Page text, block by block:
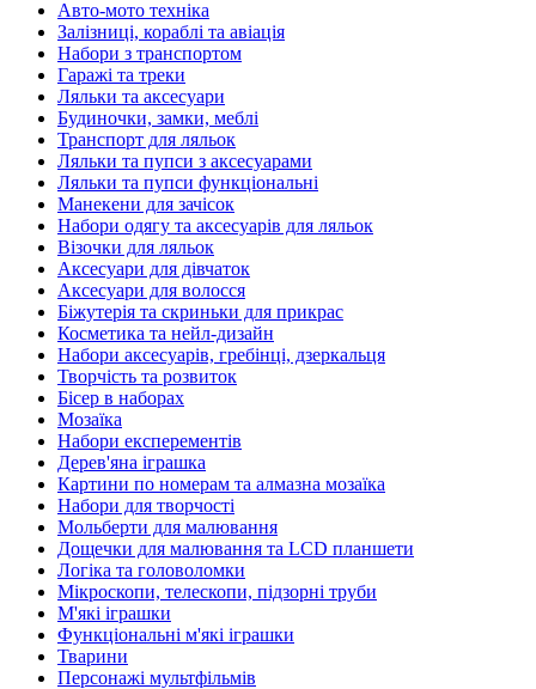
Авто-мото техніка
Залізниці, кораблі та авіація
Набори з транспортом
Гаражі та треки
Ляльки та аксесуари
Будиночки, замки, меблі
Транспорт для ляльок
Ляльки та пупси з аксесуарами
Ляльки та пупси функціональні
Манекени для зачісок
Набори одягу та аксесуарів для ляльок
Візочки для ляльок
Аксесуари для дівчаток
Аксесуари для волосся
Біжутерія та скриньки для прикрас
Косметика та нейл-дизайн
Набори аксесуарів, гребінці, дзеркальця
Творчість та розвиток
Бісер в наборах
Мозаїка
Набори експерементів
Дерев'яна іграшка
Картини по номерам та алмазна мозаїка
Набори для творчості
Мольберти для малювання
Дощечки для малювання та LCD планшети
Логіка та головоломки
Мікроскопи, телескопи, підзорні труби
М'які іграшки
Функціональні м'які іграшки
Тварини
Персонажі мультфільмів